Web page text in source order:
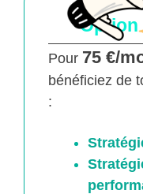
Option
Pour 75 €/
bénéficiez de
: